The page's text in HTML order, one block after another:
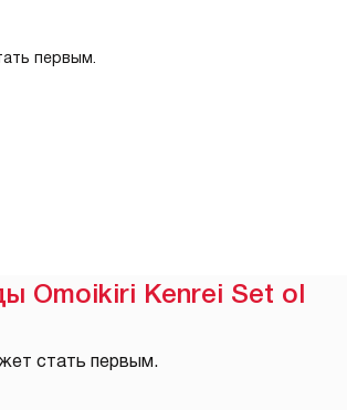
первым.
Omoikiri Kenrei Set ol
стать первым.